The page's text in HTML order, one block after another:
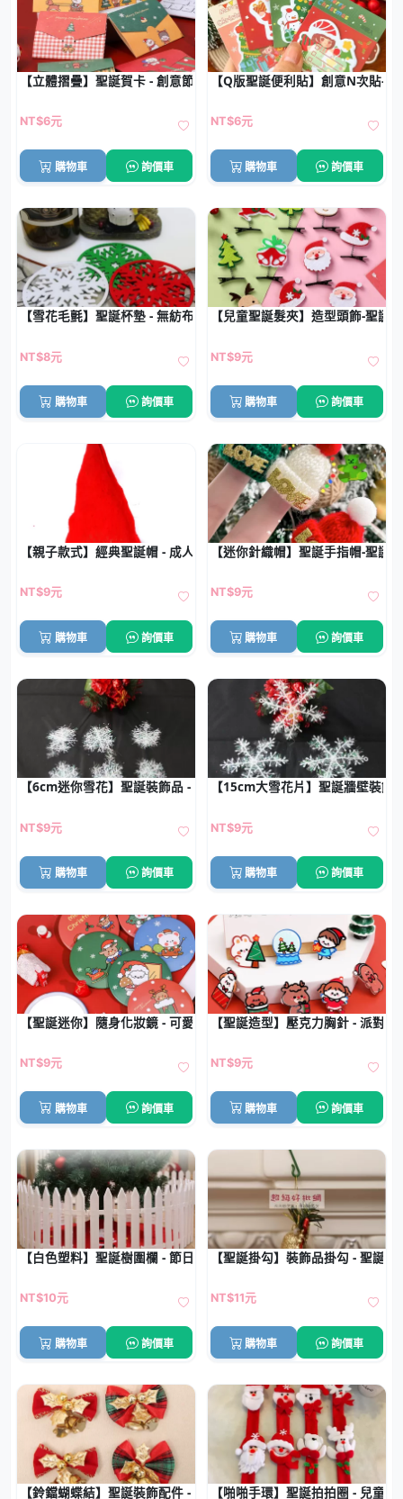
【立體摺疊】聖誕賀卡 - 創意節慶祝福卡
NT$6元
購物車 詢價車
【Q版聖誕便利貼】創意N次貼-
NT$6元
購物車 詢價車
【雪花毛氈】聖誕杯墊 - 無紡布家居飾品
NT$8元
購物車 詢價車
【兒童聖誕髮夾】造型頭飾-聖誕
NT$9元
購物車 詢價車
【親子款式】經典聖誕帽 - 成人兒童通用裝飾
NT$9元
購物車 詢價車
【迷你針織帽】聖誕手指帽-聖誕
NT$9元
購物車 詢價車
【6cm迷你雪花】聖誕裝飾品 - 雪花片配件 (6片)
NT$9元
購物車 詢價車
【15cm大雪花片】聖誕牆壁裝飾
NT$9元
購物車 詢價車
【聖誕迷你】隨身化妝鏡 - 可愛便攜補妝鏡
NT$9元
購物車 詢價車
【聖誕造型】壓克力胸針 - 派對裝
NT$9元
購物車 詢價車
【白色塑料】聖誕樹圍欄 - 節日佈景柵欄
NT$10元
購物車 詢價車
【聖誕掛勾】裝飾品掛勾 - 聖誕樹
NT$11元
購物車 詢價車
【鈴鐺蝴蝶結】聖誕裝飾配件 - 樹花環裝飾【啪啪手環】聖誕拍拍圈 - 兒童